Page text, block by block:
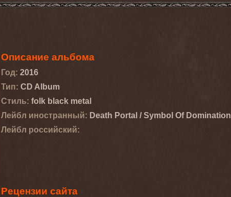
Описание альбома
Год: 2016
Тип: CD Album
Стиль: folk black metal
Лейбл иностранный: Death Portal / Symbol Of Domination
Лейбл роcсийский:
Рецензии сайта